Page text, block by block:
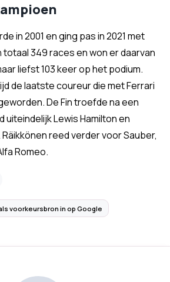
in 2001 en ging pas in 2021 met
totaal 349 races en won er daarvan
liefst 103 keer op het podium.
de laatste coureur die met Ferrari
De Fin troefde na een
Lewis Hamilton en
reed verder voor Sauber,
Romeo.
voorkeursbron in op Google